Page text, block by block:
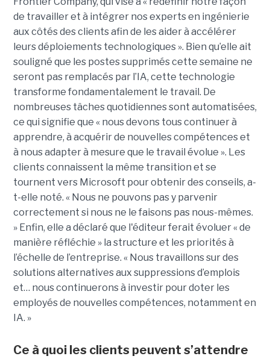
de travailler et à intégrer nos experts en ingénierie
aux côtés des clients afin de les aider à accélérer
leurs déploiements technologiques ». Bien qu’elle ait
souligné que les postes supprimés cette semaine ne
seront pas remplacés par l’IA, cette technologie
transforme fondamentalement le travail. De
nombreuses tâches quotidiennes sont automatisées,
ce qui signifie que « nous devons tous continuer à
apprendre, à acquérir de nouvelles compétences et
à nous adapter à mesure que le travail évolue ». Les
clients connaissent la même transition et se
tournent vers Microsoft pour obtenir des conseils, a-
t-elle noté. « Nous ne pouvons pas y parvenir
correctement si nous ne le faisons pas nous-mêmes.
» Enfin, elle a déclaré que l'éditeur ferait évoluer « de
manière réfléchie » la structure et les priorités à
l’échelle de l’entreprise. « Nous travaillons sur des
solutions alternatives aux suppressions d’emplois
et… nous continuerons à investir pour doter les
employés de nouvelles compétences, notamment en
IA. »
Ce à quoi les clients peuvent s’attendre